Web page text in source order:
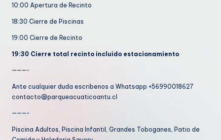
10:00 Apertura de Recinto
18:30 Cierre de Piscinas
19:00 Cierre de Recinto
19:30 Cierre total recinto incluido estacionamiento
———-
Ante cualquier duda escribenos a Whatsapp +56990018627
contacto@parqueacuaticoantu.cl
———-
Piscina Adultos, Piscina Infantil, Grandes Toboganes, Patio de